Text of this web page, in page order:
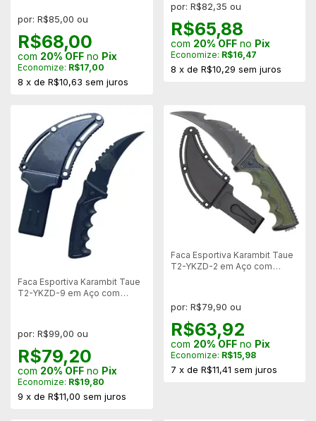
por: R$85,00 ou
R$68,00
com 20% OFF no Pix
Economize: R$17,00
8 x de R$10,63 sem juros
por: R$82,35 ou
R$65,88
com 20% OFFno Pix
Economize: R$16,47
8 x de R$10,29 sem juros
Faca Esportiva Karambit Taue
T2-YKZD-9 em Aço com
por: R$99,00 ou
R$79,20
com 20% OFF no Pix
Economize: R$19,80
9 x de R$11,00 sem juros
Faca Esportiva Karambit Taue
T2-YKZD-2 em Aço com
por: R$79,90 ou
R$63,92
com 20% OFFno Pix
Economize: R$15,98
7 x de R$11,41 sem juros